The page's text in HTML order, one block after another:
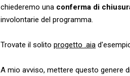
chiederemo una conferma di
involontarie del programma.
Trovate il solito progetto .aia
A mio avviso, mettere questo genere